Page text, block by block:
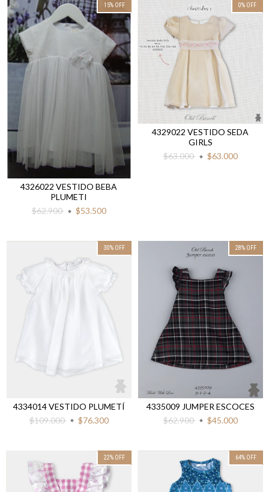
15% OFF
4326022 VESTIDO BEBA
PLUMETI
$62.900
$53.500
0% OFF
4329022 VESTIDO SEDA
GIRLS
$63.000
$63.000
30% OFF
4334014 VESTIDO PLUMETÍ
$109.000
$76.300
28% OFF
4335009 JUMPER ESCOCES
$62.900
$45.000
22% OFF 64% OFF